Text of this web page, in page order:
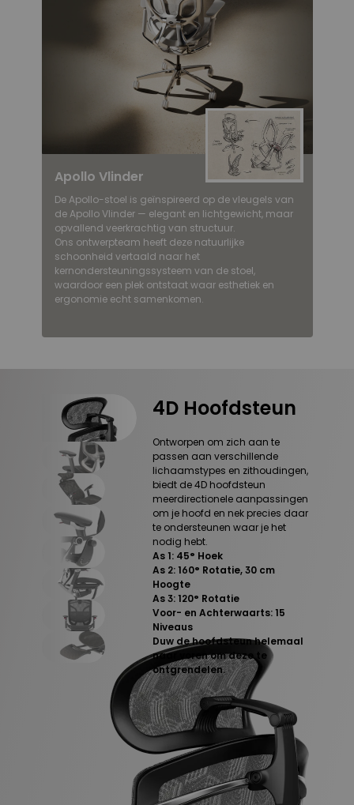
Apollo Vlinder
De Apollo-stoel is geïnspireerd op de vleugels van
de Apollo Vlinder — elegant en lichtgewicht, maar
opvallend veerkrachtig van structuur.
Ons ontwerpteam heeft deze natuurlijke
schoonheid vertaald naar het
kernondersteuningssysteem van de stoel,
waardoor een plek ontstaat waar esthetiek en
ergonomie echt samenkomen.
4D Hoofdsteun
Ontworpen om zich aan te
passen aan verschillende
lichaamstypes en zithoudingen,
biedt de 4D hoofdsteun
meerdirectionele aanpassingen
om je hoofd en nek precies daar
te ondersteunen waar je het
nodig hebt.
As 1: 45° Hoek
As 2: 160° Rotatie, 30 cm
Hoogte
As 3: 120° Rotatie
Voor- en Achterwaarts: 15
Niveaus
Duw de hoofdsteun helemaal
naar voren om deze te
ontgrendelen.